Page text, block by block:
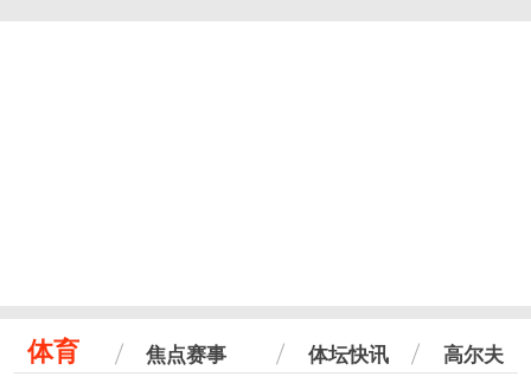
体育 焦点赛事 体坛快讯 高尔夫